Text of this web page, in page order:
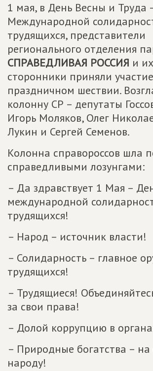
1 мая, в День Весны и Труда
Международной
трудящихся, представители
регионального отделения
СПРАВЕДЛИВАЯ РОССИЯ и их
сторонники приняли
праздничном шествии.
колонну СР – депутаты
Игорь Моляков, Олег
Лукин и Сергей Семенов.
Колонна справороссов шла
справедливыми лозунгами:
– Да здравствует 1 Мая –
международной
трудящихся!
– Народ – источник власти!
– Солидарность – главное
трудящихся!
– Трудящиеся!
за свои права!
– Долой коррупцию в
– Природные богатства – на
народу!